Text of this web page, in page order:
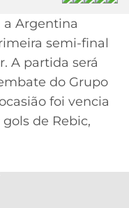
a Argentina
semi-final
A partida será
do Grupo
foi vencia
de Rebic,